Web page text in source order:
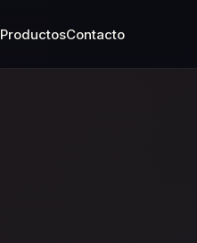
ProductosContacto